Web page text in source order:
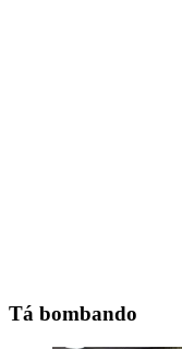
Tá bombando